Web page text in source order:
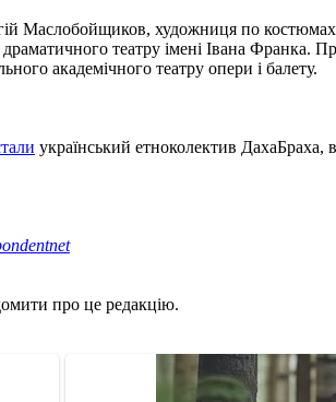
Маслобойщиков, художниця по
театру імені Івана Франка.
академічного театру опери і балету.
український етноколектив
про це редакцію.